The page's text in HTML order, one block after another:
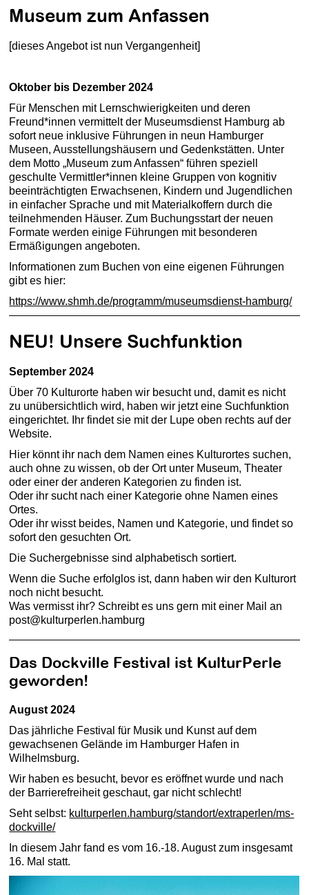
Museum zum Anfassen
[dieses Angebot ist nun Vergangenheit]
Oktober bis Dezember 2024
Für Menschen mit Lernschwierigkeiten und deren
Freund*innen vermittelt der Museumsdienst Hamburg ab
sofort neue inklusive Führungen in neun Hamburger
Museen, Ausstellungshäusern und Gedenkstätten. Unter
dem Motto „Museum zum Anfassen“ führen speziell
geschulte Vermittler*innen kleine Gruppen von kognitiv
beeinträchtigten Erwachsenen, Kindern und Jugendlichen
in einfacher Sprache und mit Materialkoffern durch die
teilnehmenden Häuser. Zum Buchungsstart der neuen
Formate werden einige Führungen mit besonderen
Ermäßigungen angeboten.
Informationen zum Buchen von eine eigenen Führungen
gibt es hier:
https://www.shmh.de/programm/museumsdienst-hamburg/
NEU! Unsere Suchfunktion
September 2024
Über 70 Kulturorte haben wir besucht und, damit es nicht
zu unübersichtlich wird, haben wir jetzt eine Suchfunktion
eingerichtet. Ihr findet sie mit der Lupe oben rechts auf der
Website.
Hier könnt ihr nach dem Namen eines Kulturortes suchen,
auch ohne zu wissen, ob der Ort unter Museum, Theater
oder einer der anderen Kategorien zu finden ist.
Oder ihr sucht nach einer Kategorie ohne Namen eines
Ortes.
Oder ihr wisst beides, Namen und Kategorie, und findet so
sofort den gesuchten Ort.
Die Suchergebnisse sind alphabetisch sortiert.
Wenn die Suche erfolglos ist, dann haben wir den Kulturort
noch nicht besucht.
Was vermisst ihr? Schreibt es uns gern mit einer Mail an
post@kulturperlen.hamburg
Das Dockville Festival ist KulturPerle
geworden!
August 2024
Das jährliche Festival für Musik und Kunst auf dem
gewachsenen Gelände im Hamburger Hafen in
Wilhelmsburg.
Wir haben es besucht, bevor es eröffnet wurde und nach
der Barrierefreiheit geschaut, gar nicht schlecht!
Seht selbst: kulturperlen.hamburg/standort/extraperlen/ms-
dockville/
In diesem Jahr fand es vom 16.-18. August zum insgesamt
16. Mal statt.